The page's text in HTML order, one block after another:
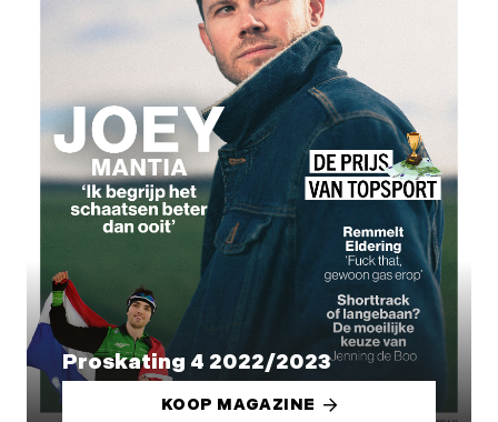
Proskating 4 2022/2023
KOOP MAGAZINE